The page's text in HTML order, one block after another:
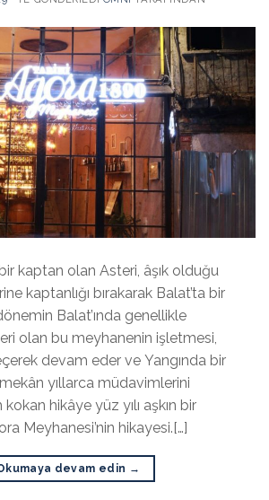
kaptan olan Asteri, âşık olduğu
kaptanlığı bırakarak Balat’ta bir
Balat’ında genellikle
olan bu meyhanenin işletmesi,
devam eder ve Yangında bir
yıllarca müdavimlerini
hikâye yüz yılı aşkın bir
Meyhanesi’nin hikayesi.[…]
devam edin →